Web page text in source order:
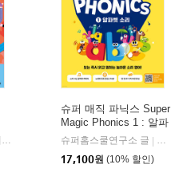
한빛학습연구회 글/박새미 그림
한빛에듀
슈퍼 매직 파닉스 Super
Magic Phonics 1 : 알파
벳 소리
슈퍼홈스쿨연구소 글
길
17,100원 (10% 할인)